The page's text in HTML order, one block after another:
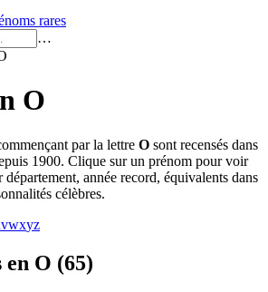
rares
…
O
par la lettre O sont recensés dans
1900. Clique sur un prénom pour voir
année record, équivalents dans
célèbres.
vwxyz
en O (65)